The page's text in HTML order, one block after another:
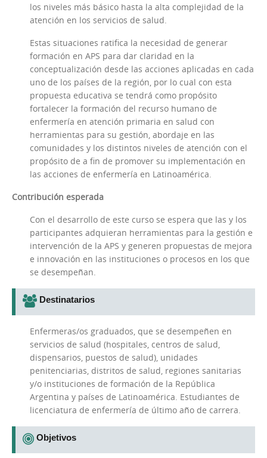
los niveles más básico hasta la alta complejidad de la
atención en los servicios de salud.
Estas situaciones ratifica la necesidad de generar
formación en APS para dar claridad en la
conceptualización desde las acciones aplicadas en cada
uno de los países de la región, por lo cual con esta
propuesta educativa se tendrá como propósito
fortalecer la formación del recurso humano de
enfermería en atención primaria en salud con
herramientas para su gestión, abordaje en las
comunidades y los distintos niveles de atención con el
propósito de a fin de promover su implementación en
las acciones de enfermería en Latinoamérica.
Contribución esperada
Con el desarrollo de este curso se espera que las y los
participantes adquieran herramientas para la gestión e
intervención de la APS y generen propuestas de mejora
e innovación en las instituciones o procesos en los que
se desempeñan.
Destinatarios
Enfermeras/os graduados, que se desempeñen en
servicios de salud (hospitales, centros de salud,
dispensarios, puestos de salud), unidades
penitenciarias, distritos de salud, regiones sanitarias
y/o instituciones de formación de la República
Argentina y países de Latinoamérica. Estudiantes de
licenciatura de enfermería de último año de carrera.
Objetivos